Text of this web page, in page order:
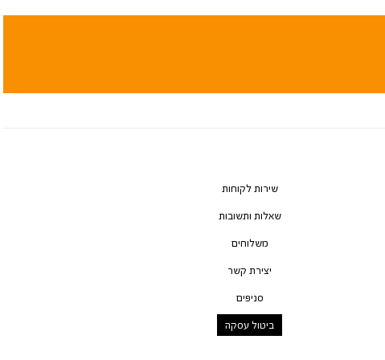
שירות לקוחות
שאלות ותשובות
משלוחים
יצירת קשר
סניפים
ביטול עסקה